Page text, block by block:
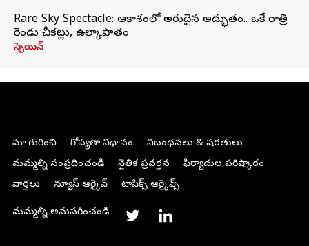
Rare Sky Spectacle: ఆకాశంలో అరుదైన అద్భుతం.. ఒకే రాత్రి
రెండు చీకట్లు, ఉల్కాపాతం
స్పెయిన్
మా గురించి గోప్యతా విధానం
నిబంధనలు & షరతులు
మమ్మల్ని సంప్రదించండి
నైతిక ప్రవర్తన
ఫిర్యాదుల పరిష్కారం
వార్తలు
న్యూస్ ఆర్కైవ్ టాపిక్స్ ఆర్కైవ్స్
మమ్మల్ని అనుసరించండి